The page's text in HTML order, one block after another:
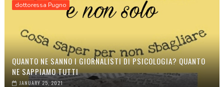
dottoressa Pugno
QUANTO NE SANNO I GIORNALISTI DI PSICOLOGIA? QUANTO
NE SAPPIAMO TUTTI
JANUARY 25, 2021